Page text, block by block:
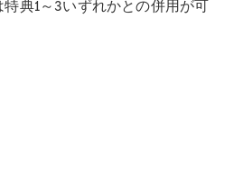
典1～3いずれかとの併用が可